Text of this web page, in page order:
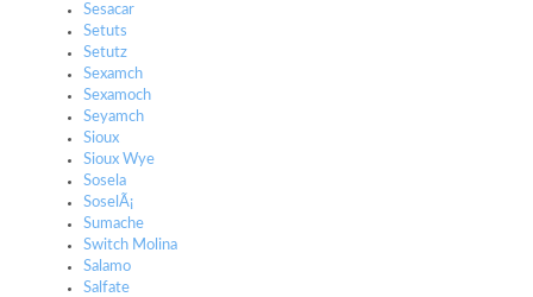
Sesacar
Setuts
Setutz
Sexamch
Sexamoch
Seyamch
Sioux
Sioux Wye
Sosela
SoselÃ¡
Sumache
Switch Molina
Salamo
Salfate